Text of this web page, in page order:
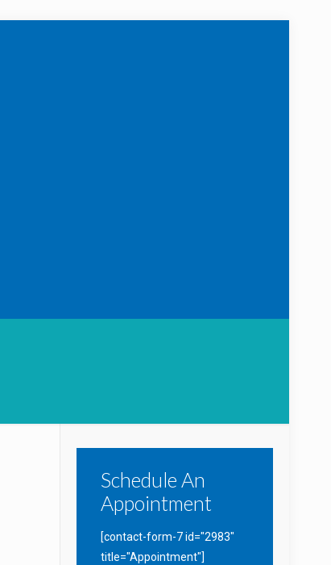
Schedule An
Appointment
[contact-form-7 id="2983"
title="Appointment"]